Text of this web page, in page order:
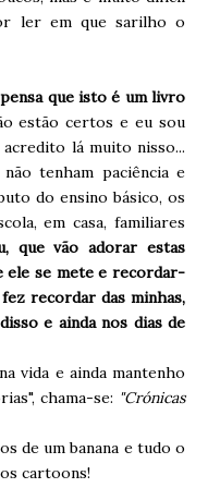
ler em que sarilho o
que isto é um livro
estão certos e eu sou
lá muito nisso...
tenham paciência e
do ensino básico, os
em casa, familiares
que vão adorar estas
ele se mete e recordar-
recordar das minhas,
e ainda nos dias de
vida e ainda mantenho
chama-se: "Crónicas
de um banana e tudo o
cartoons!